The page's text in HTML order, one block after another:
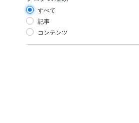
すべて
記事
コンテンツ